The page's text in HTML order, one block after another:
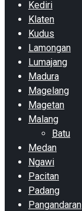
Kediri
Klaten
Kudus
Lamongan
Lumajang
Madura
Magelang
Magetan
Malang
Batu
Medan
Ngawi
Pacitan
Padang
Pangandaran